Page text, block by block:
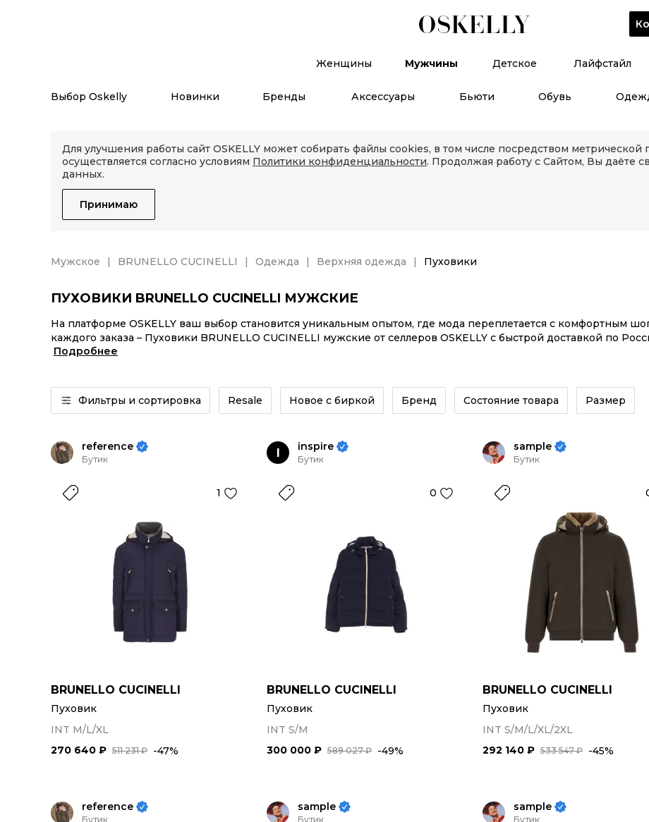
Женщины Мужчины Детское Лайфстайл
Выбор Oskelly Новинки Бренды Аксессуары Бьюти Обувь
Для улучшения работы сайт OSKELLY может собирать файлы cookies, в том числе посредством
осуществляется согласно условиям Политики конфиденциальности. Продолжая работу с Сайтом, Вы даёте
данных.
Принимаю
Мужское BRUNELLO CUCINELLI Одежда Верхняя одежда Пуховики
ПУХОВИКИ BRUNELLO CUCINELLI МУЖСКИЕ
На платформе OSKELLY ваш выбор становится уникальным опытом, где мода переплетается с комфортным
каждого заказа – Пуховики BRUNELLO CUCINELLI мужские от селлеров OSKELLY с быстрой доставкой по
изделия или Пуховики BRUNELLO CUCINELLI мужские из новых коллекций – заказывайте на сайте или в
Подробнее
Фильтры и сортировка Resale Новое с биркой Бренд Состояние товара Размер
reference
Бутик
1
BRUNELLO CUCINELLI
Пуховик
INT M/L/XL
511 231 ₽
270 640 ₽ -47%
I inspire
Бутик
0
BRUNELLO CUCINELLI
Пуховик
INT S/M
589 027 ₽
300 000 ₽ -49%
sample
Бутик
BRUNELLO CUCINELLI
Пуховик
INT S/M/L/XL/2XL
533 547 ₽
292 140 ₽ -45%
reference
Бутик
sample
Бутик
sample
Бутик